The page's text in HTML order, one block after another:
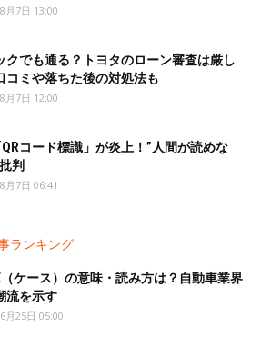
月7日 13:00
クでも通る？トヨタのローン審査は厳し
コミや落ちた後の対処法も
月7日 12:00
コード標識」が炎上！”人間が読めな
判
月7日 06:41
ランキング
（ケース）の意味・読み方は？自動車業界
流を示す
月25日 05:00